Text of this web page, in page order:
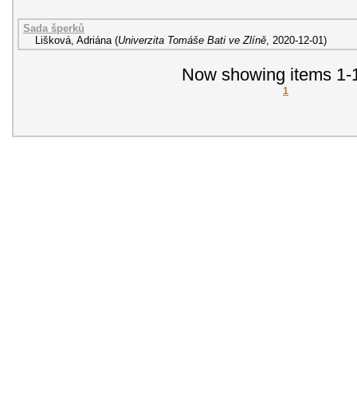
Sada šperků
Lišková, Adriána (Univerzita Tomáše Bati ve Zlíně, 2020-12-01)
Now showing items 1-
1